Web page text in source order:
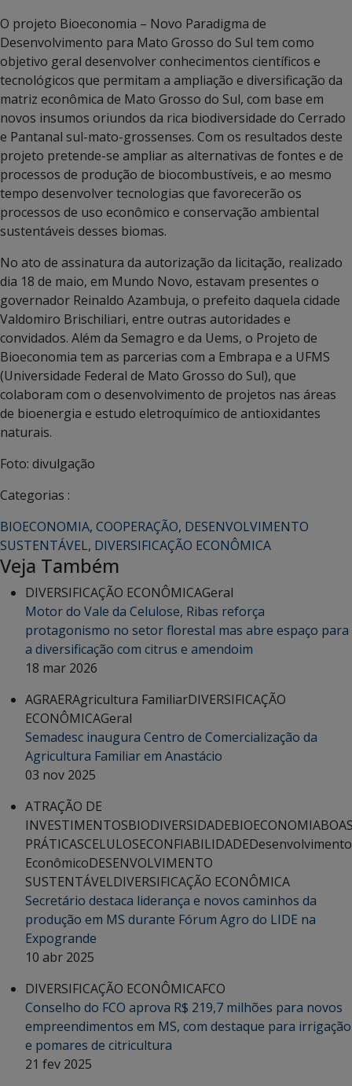
O projeto Bioeconomia – Novo Paradigma de
Desenvolvimento para Mato Grosso do Sul tem como
objetivo geral desenvolver conhecimentos científicos e
tecnológicos que permitam a ampliação e diversificação da
matriz econômica de Mato Grosso do Sul, com base em
novos insumos oriundos da rica biodiversidade do Cerrado
e Pantanal sul-mato-grossenses. Com os resultados deste
projeto pretende-se ampliar as alternativas de fontes e de
processos de produção de biocombustíveis, e ao mesmo
tempo desenvolver tecnologias que favorecerão os
processos de uso econômico e conservação ambiental
sustentáveis desses biomas.
No ato de assinatura da autorização da licitação, realizado
dia 18 de maio, em Mundo Novo, estavam presentes o
governador Reinaldo Azambuja, o prefeito daquela cidade
Valdomiro Brischiliari, entre outras autoridades e
convidados. Além da Semagro e da Uems, o Projeto de
Bioeconomia tem as parcerias com a Embrapa e a UFMS
(Universidade Federal de Mato Grosso do Sul), que
colaboram com o desenvolvimento de projetos nas áreas
de bioenergia e estudo eletroquímico de antioxidantes
naturais.
Foto: divulgação
Categorias :
BIOECONOMIA, COOPERAÇÃO, DESENVOLVIMENTO
SUSTENTÁVEL, DIVERSIFICAÇÃO ECONÔMICA
Veja Também
DIVERSIFICAÇÃO ECONÔMICAGeral
Motor do Vale da Celulose, Ribas reforça
protagonismo no setor florestal mas abre espaço para
a diversificação com citrus e amendoim
18 mar 2026
AGRAERAgricultura FamiliarDIVERSIFICAÇÃO
ECONÔMICAGeral
Semadesc inaugura Centro de Comercialização da
Agricultura Familiar em Anastácio
03 nov 2025
ATRAÇÃO DE
INVESTIMENTOSBIODIVERSIDADEBIOECONOMIA
PRÁTICASCELULOSECONFIABILIDADEDesenvolvimento
EconômicoDESENVOLVIMENTO
SUSTENTÁVELDIVERSIFICAÇÃO ECONÔMICA
Secretário destaca liderança e novos caminhos da
produção em MS durante Fórum Agro do LIDE na
Expogrande
10 abr 2025
DIVERSIFICAÇÃO ECONÔMICAFCO
Conselho do FCO aprova R$ 219,7 milhões para novos
empreendimentos em MS, com destaque para irrigação
e pomares de citricultura
21 fev 2025